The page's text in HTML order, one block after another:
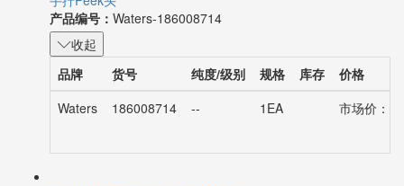
手拧Peek头
产品编号： Waters-186008714
收起
品牌
货号 纯度/级别 规格 库存
价格
Waters
186008714 -- 1EA 市场价：